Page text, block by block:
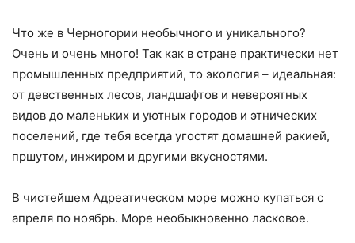
Что же в Черногории необычного и уникального?
Очень и очень много! Так как в стране практически нет
промышленных предприятий, то экология – идеальная:
от девственных лесов, ландшафтов и невероятных
видов до маленьких и уютных городов и этнических
поселений, где тебя всегда угостят домашней ракией,
пршутом, инжиром и другими вкусностями.
В чистейшем Адреатическом море можно купаться с
апреля по ноябрь. Море необыкновенно ласковое.